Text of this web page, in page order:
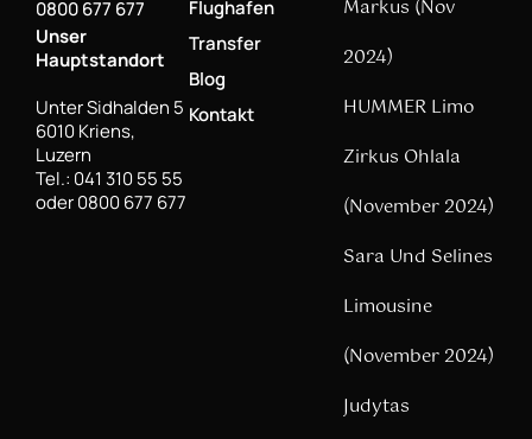
0800 677 677
Unser
Hauptstandort
Unter Sidhalden 5
6010 Kriens,
Luzern
Tel.: 041 310 55 55
oder 0800 677 677
Flughafen
Transfer
Blog
Kontakt
Markus (Nov
2024)
HUMMER Limo
Zirkus Ohlala
(November 2024)
Sara Und Selines
Limousine
(November 2024)
Judytas